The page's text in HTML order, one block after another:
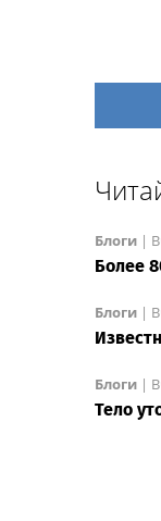
Блоги |
Более
Блоги |
Блоги |
Тело